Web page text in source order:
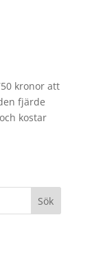
kronor att
fjärde
kostar